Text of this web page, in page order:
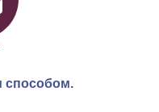
способом.